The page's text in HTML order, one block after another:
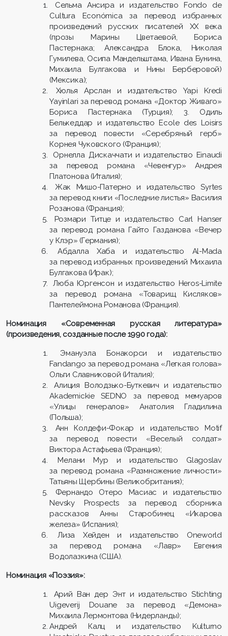
Сельма Ансира и издательство Fondo de
Cultura Económica за перевод избранных
произведений русских писателей XX века
(прозы Марины Цветаевой, Бориса
Пастернака; Александра Блока, Николая
Гумилева, Осипа Мандельштама, Ивана Бунина,
Михаила Булгакова и Нины Берберовой)
(Мексика);
Хюлья Арслан и издательство Yapi Kredi
Yayinlari за перевод романа «Доктор Живаго»
Бориса Пастернака (Турция); 3. Одиль
Белькеддар и издательство Ecole des Loisirs
за перевод повести «Серебряный герб»
Корнея Чуковского (Франция);
Орнелла Дискаччати и издательство Einaudi
за перевод романа «Чевенгур» Андрея
Платонова (Италия);
Жак Мишо-Патерно и издательство Syrtes
за перевод книги «Последние листья» Василия
Розанова (Франция);
Розмари Титце и издательство Carl Hanser
за перевод романа Гайто Газданова «Вечер
у Клэр» (Германия);
Абдалла Хаба и издательство Al-Mada
за перевод избранных произведений Михаила
Булгакова (Ирак);
Люба Юргенсон и издательство Heros-Limite
за перевод романа «Товарищ Кисляков»
Пантелеймона Романова (Франция).
Номинация «Современная русская литература»
(произведения, созданные после 1990 года):
Эмануэла Бонакорси и издательство
Fandango за перевод романа «Легкая голова»
Ольги Славниковой (Италия);
Алиция Володзько-Буткевич и издательство
Akademickie SEDNO за перевод мемуаров
«Улицы генералов» Анатолия Гладилина
(Польша);
Анн Колдефи-Фокар и издательство Motif
за перевод повести «Веселый солдат»
Виктора Астафьева (Франция);
Мелани Мур и издательство Glagoslav
за перевод романа «Размножение личности»
Татьяны Щербины (Великобритания);
Фернандо Отеро Масиас и издательство
Nevsky Prospects за перевод сборника
рассказов Анны Старобинец «Икарова
железа» (Испания);
Лиза Хейден и издательство Oneworld
за перевод романа «Лавр» Евгения
Водолазкина (США).
Номинация «Поэзия»:
Арий Ван дер Энт и издательство Stichting
Uigeverij Douane за перевод «Демона»
Михаила Лермонтова (Нидерланды);
Андрей Калц и издательство Kulturno